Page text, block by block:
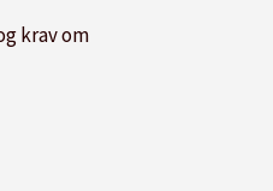
krav om